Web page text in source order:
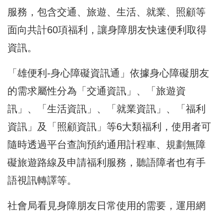
服務，包含交通、旅遊、生活、就業、照顧等
面向共計60項福利，讓身障朋友快速便利取得
資訊。
「雄便利-身心障礙資訊通」依據身心障礙朋友
的需求屬性分為「交通資訊」、「旅遊資
訊」、「生活資訊」、「就業資訊」、「福利
資訊」及「照顧資訊」等6大類福利，使用者可
隨時透過平台查詢預約通用計程車、規劃無障
礙旅遊路線及申請福利服務，聽語障者也有手
語視訊轉譯等。
社會局看見身障朋友日常使用的需要，運用網